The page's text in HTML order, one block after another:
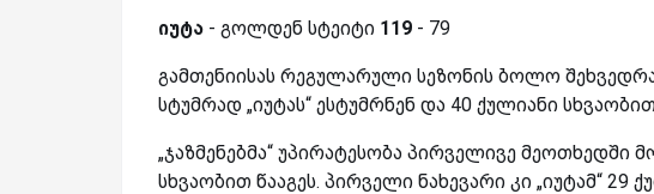
იუტა - გოლდენ სტეიტი 119 - 79
გამთენიისას რეგულარული სეზონის ბოლო
სტუმრად „იუტას“ ესტუმრნენ და 40 ქულიანი
„ჯაზმენებმა“ უპირატესობა პირველივე
სხვაობით წააგეს. პირველი ნახევარი კი „იუტამ“